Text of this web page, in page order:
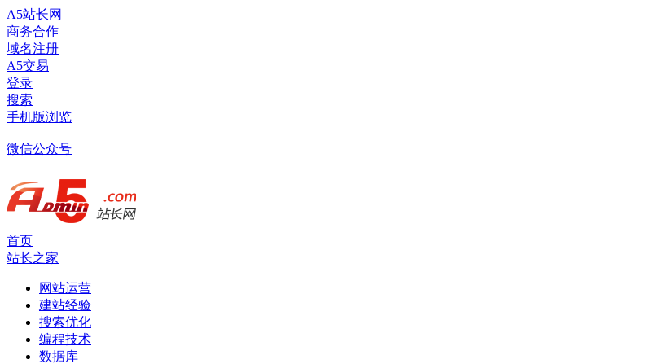
A5站长网
商务合作
域名注册
A5交易
登录
搜索
手机版浏览
微信公众号
首页
站长之家
网站运营
建站经验
搜索优化
编程技术
数据库